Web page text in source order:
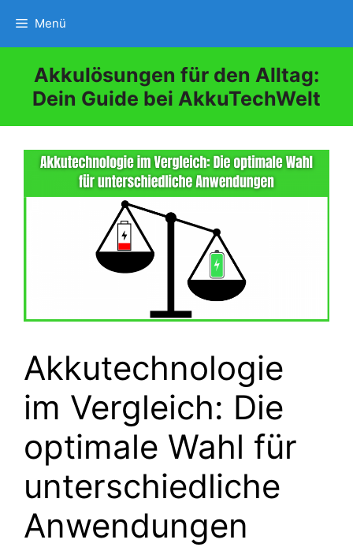
Inhalt
springen
Menü
Akkulösungen für den Alltag:
Dein Guide bei AkkuTechWelt
Akkutechnologie
im Vergleich: Die
optimale Wahl für
unterschiedliche
Anwendungen